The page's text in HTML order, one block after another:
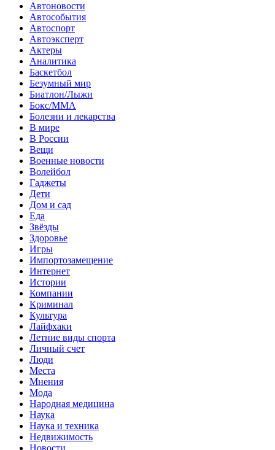
Автоновости
Автособытия
Автоспорт
Автоэксперт
Актеры
Аналитика
Баскетбол
Безумный мир
Биатлон/Лыжи
Бокс/MMA
Болезни и лекарства
В мире
В России
Вещи
Военные новости
Волейбол
Гаджеты
Дети
Дом и сад
Еда
Звёзды
Здоровье
Игры
Импортозамещение
Интернет
Истории
Компании
Криминал
Культура
Лайфхаки
Летние виды спорта
Личный счет
Люди
Места
Мнения
Мода
Народная медицина
Наука
Наука и техника
Недвижимость